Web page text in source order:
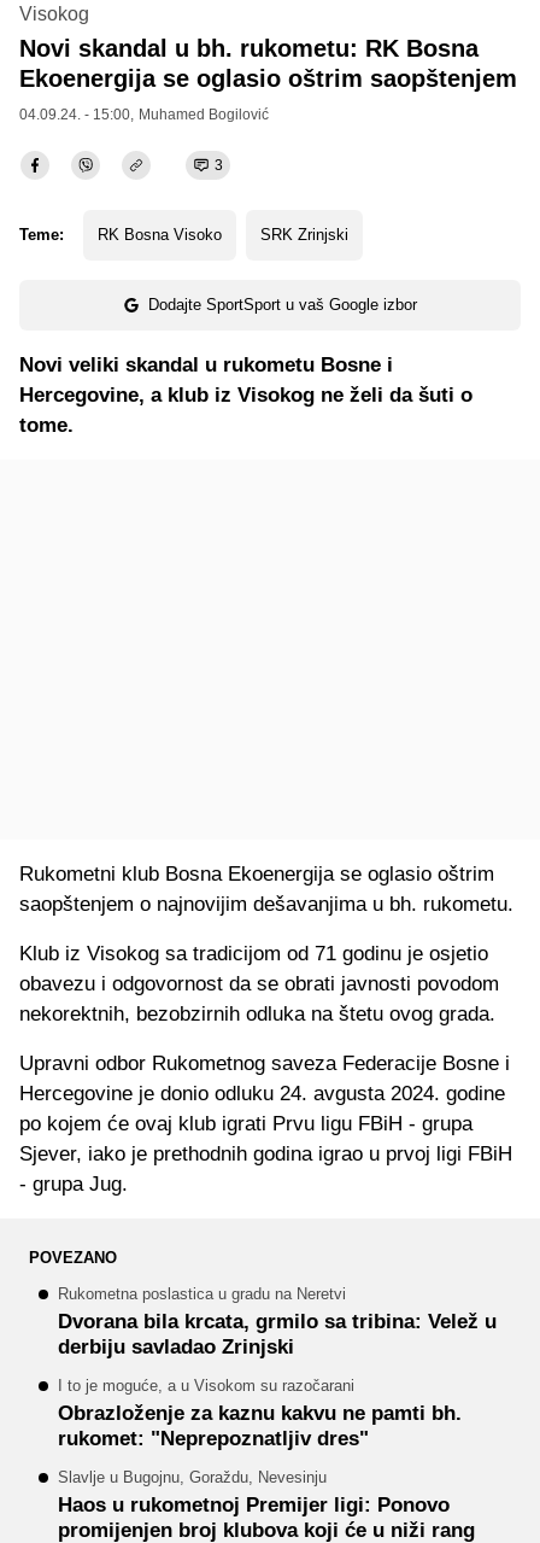
Visokog
Novi skandal u bh. rukometu: RK Bosna
Ekoenergija se oglasio oštrim saopštenjem
04.09.24. - 15:00, Muhamed Bogilović
3
Teme: RK Bosna Visoko SRK Zrinjski
Dodajte SportSport u vaš Google izbor
Novi veliki skandal u rukometu Bosne i
Hercegovine, a klub iz Visokog ne želi da šuti o
tome.
Rukometni klub Bosna Ekoenergija se oglasio oštrim
saopštenjem o najnovijim dešavanjima u bh. rukometu.
Klub iz Visokog sa tradicijom od 71 godinu je osjetio
obavezu i odgovornost da se obrati javnosti povodom
nekorektnih, bezobzirnih odluka na štetu ovog grada.
Upravni odbor Rukometnog saveza Federacije Bosne i
Hercegovine je donio odluku 24. avgusta 2024. godine
po kojem će ovaj klub igrati Prvu ligu FBiH - grupa
Sjever, iako je prethodnih godina igrao u prvoj ligi FBiH
- grupa Jug.
POVEZANO
Rukometna poslastica u gradu na Neretvi
Dvorana bila krcata, grmilo sa tribina: Velež u
derbiju savladao Zrinjski
I to je moguće, a u Visokom su razočarani
Obrazloženje za kaznu kakvu ne pamti bh.
rukomet: "Neprepoznatljiv dres"
Slavlje u Bugojnu, Goraždu, Nevesinju
Haos u rukometnoj Premijer ligi: Ponovo
promijenjen broj klubova koji će u niži rang